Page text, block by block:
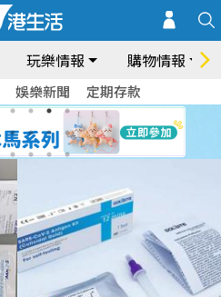
玩樂情報 購物情報
娛樂新聞 定期存款